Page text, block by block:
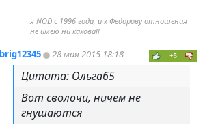
----------
я NOD с 1996 года, и к Федорову отношения
не имею ни какова!!
brig12345 28 мая 2015 18:18 +5
Цитата: Ольга65
Вот сволочи, ничем не
гнушаются